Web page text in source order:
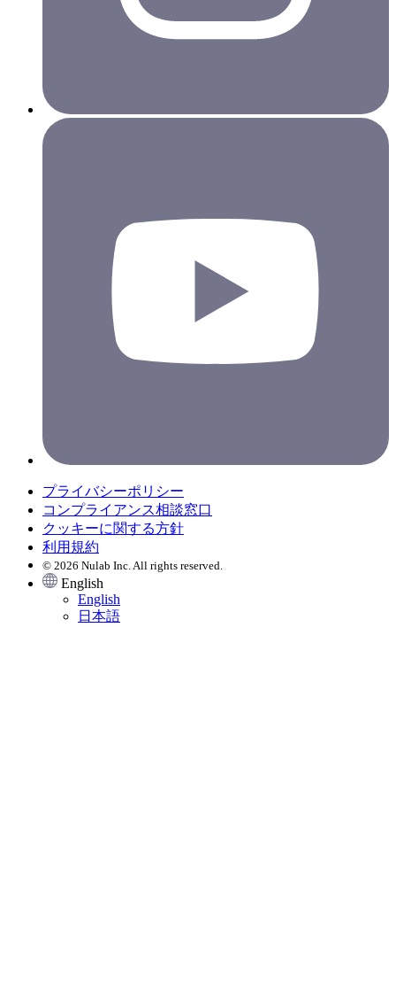
プライバシーポリシー
コンプライアンス相談窓口
クッキーに関する方針
利用規約
© 2026 Nulab Inc. All rights reserved.
English
English
日本語